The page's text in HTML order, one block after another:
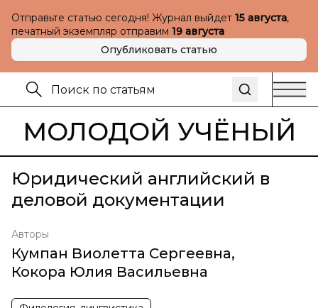
Отправьте статью сегодня! Журнал выйдет 15 августа,
печатный экземпляр отправим 19 августа
Опубликовать статью
МОЛОДОЙ УЧЁНЫЙ
Юридический английский в
деловой документации
Авторы
Кумпан Виолетта Сергеевна,
Кокора Юлия Васильевна